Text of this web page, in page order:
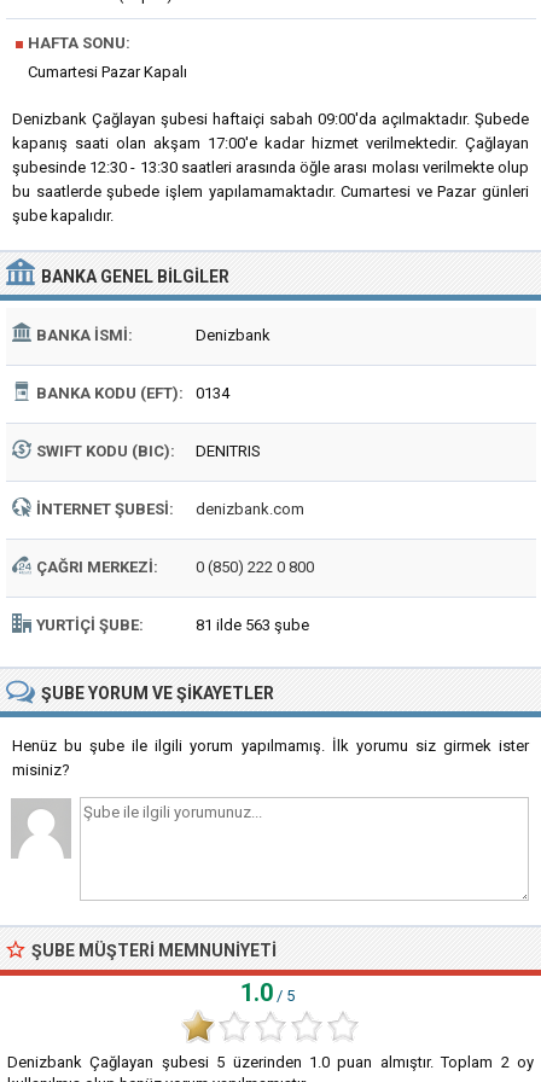
■ HAFTA SONU:
Cumartesi Pazar Kapalı
Denizbank Çağlayan şubesi haftaiçi sabah 09:00'da açılmaktadır. Şubede
kapanış saati olan akşam 17:00'e kadar hizmet verilmektedir. Çağlayan
şubesinde 12:30 - 13:30 saatleri arasında öğle arası molası verilmekte olup
bu saatlerde şubede işlem yapılamamaktadır. Cumartesi ve Pazar günleri
şube kapalıdır.
BANKA GENEL BILGILER
BANKA İSMI: Denizbank
BANKA KODU (EFT): 0134
SWIFT KODU (BIC): DENITRIS
İNTERNET ŞUBESI: denizbank.com
ÇAĞRI MERKEZI: 0 (850) 222 0 800
YURTIÇI ŞUBE: 81 ilde 563 şube
ŞUBEYORUM VE ŞIKAYETLER
Henüz bu şube ile ilgili yorum yapılmamış. İlk yorumu siz girmek ister
misiniz?
ŞUBE MÜŞTERI MEMNUNIYETI
1.0 / 5
Denizbank Çağlayan şubesi 5 üzerinden 1.0 puan almıştır. Toplam 2oy